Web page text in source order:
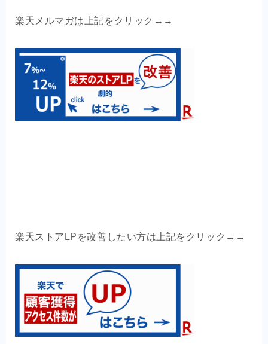
楽天メルマガは上記をクリック →→
楽天ストアLPを改善したい方は上記をクリック→→